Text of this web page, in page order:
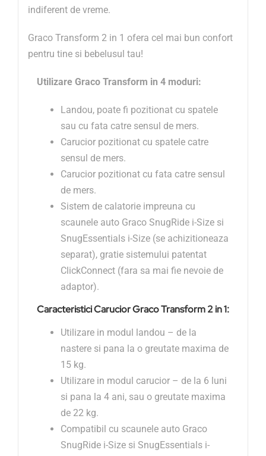
indiferent de vreme.
Graco Transform 2 in 1 ofera cel mai bun confort
pentru tine si bebelusul tau!
Utilizare Graco Transform in 4 moduri:
Landou, poate fi pozitionat cu spatele
sau cu fata catre sensul de mers.
Carucior pozitionat cu spatele catre
sensul de mers.
Carucior pozitionat cu fata catre sensul
de mers.
Sistem de calatorie impreuna cu
scaunele auto Graco SnugRide i-Size si
SnugEssentials i-Size (se achizitioneaza
separat), gratie sistemului patentat
ClickConnect (fara sa mai fie nevoie de
adaptor).
Caracteristici Carucior Graco Transform 2 in 1:
Utilizare in modul landou – de la
nastere si pana la o greutate maxima de
15 kg.
Utilizare in modul carucior – de la 6 luni
si pana la 4 ani, sau o greutate maxima
de 22 kg.
Compatibil cu scaunele auto Graco
SnugRide i-Size si SnugEssentials i-